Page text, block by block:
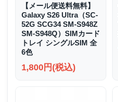
【メール便送料無料】
Galaxy S26 Ultra（SC-
52G SCG34 SM-S948Z
SM-S948Q）SIMカード
トレイ シングルSIM 全
6色
1,800円(税込)